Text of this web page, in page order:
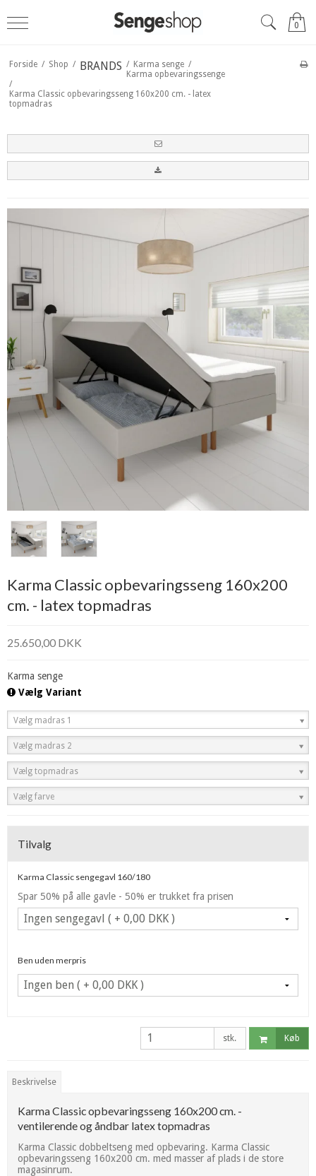
0
Forside / Shop / BRANDS / Karma senge /
Karma opbevaringssenge
/
Karma Classic opbevaringsseng 160x200 cm. - latex
topmadras
Karma Classic opbevaringsseng 160x200
cm. - latex topmadras
25.650,00 DKK
Karma senge
Vælg Variant
Vælg madras 1
Vælg madras 2
Vælg topmadras
Vælg farve
Tilvalg
Karma Classic sengegavl 160/180
Spar 50% på alle gavle - 50% er trukket fra prisen
Ben uden merpris
stk. Køb
Beskrivelse
Karma Classic opbevaringsseng 160x200 cm. -
ventilerende og åndbar latex topmadras
Karma Classic dobbeltseng med opbevaring. Karma Classic
opbevaringsseng 160x200 cm. med masser af plads i de store
magasinrum.